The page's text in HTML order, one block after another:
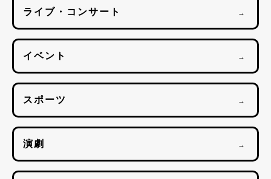
ライブ・コンサート →
イベント →
スポーツ →
演劇 →